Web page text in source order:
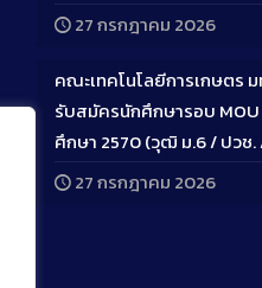
27 กรกฎาคม 2026
คณะเทคโนโลยีการเกษตร
รับสมัครนักศึกษารอบ MOU
ศึกษา 2570 (วุฒิ ม.6 / ปวช.
27 กรกฎาคม 2026